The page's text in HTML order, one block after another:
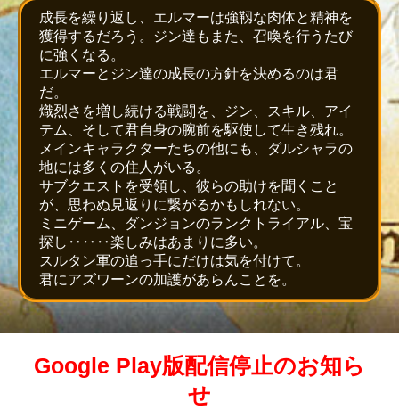
成長を繰り返し、エルマーは強靱な肉体と精神を
獲得するだろう。ジン達もまた、召喚を行うたび
に強くなる。
エルマーとジン達の成長の方針を決めるのは君
だ。
熾烈さを増し続ける戦闘を、ジン、スキル、アイ
テム、そして君自身の腕前を駆使して生き残れ。
メインキャラクターたちの他にも、ダルシャラの
地には多くの住人がいる。
サブクエストを受領し、彼らの助けを聞くこと
が、思わぬ見返りに繋がるかもしれない。
ミニゲーム、ダンジョンのランクトライアル、宝
探し‥‥‥楽しみはあまりに多い。
スルタン軍の追っ手にだけは気を付けて。
君にアズワーンの加護があらんことを。
Google Play版配信停止のお知ら
せ